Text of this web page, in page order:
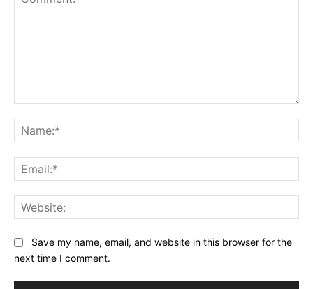
Save my name, email, and website in this browser for the
next time I comment.